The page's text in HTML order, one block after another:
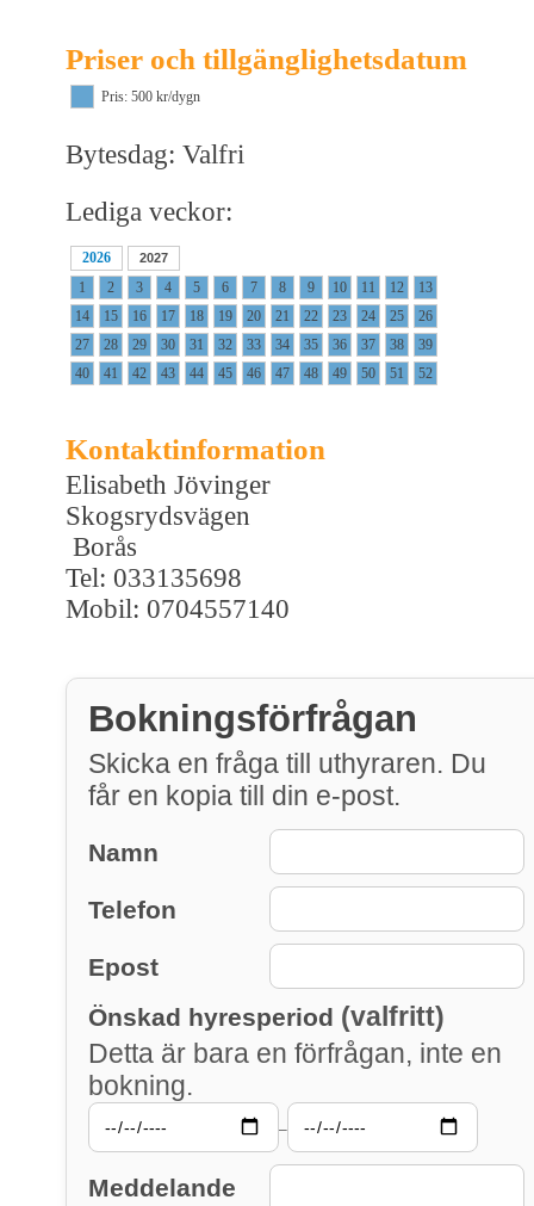
Priser och tillgänglighetsdatum
Pris: 500 kr/dygn
Bytesdag: Valfri
Lediga veckor:
2026 2027
1 2 3 4 5 6 7 8 9 10 11 12
13
14
15 16 17 18 19 20 21 22 23 24 25
26
27
28 29 30 31 32 33 34 35 36 37 38
39
40
41 42 43 44 45 46 47 48 49 50 51 52
Kontaktinformation
Elisabeth Jövinger
Skogsrydsvägen
Borås
Tel: 033135698
Mobil: 0704557140
Bokningsförfrågan
Skicka en fråga till uthyraren. Du
får en kopia till din e-post.
Namn
Telefon
Epost
Önskad hyresperiod (valfritt)
Detta är bara en förfrågan, inte en
bokning.
–
Meddelande